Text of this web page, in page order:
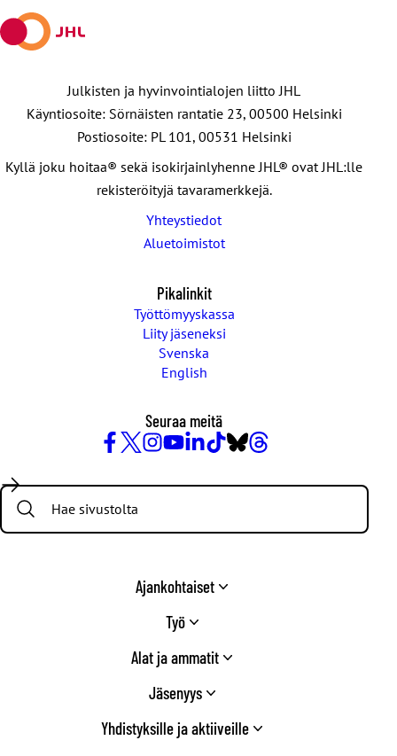
Julkisten ja hyvinvointialojen liitto JHL
Käyntiosoite: Sörnäisten rantatie 23, 00500 Helsinki
Postiosoite: PL 101, 00531 Helsinki
Kyllä joku hoitaa® sekä isokirjainlyhenne JHL® ovat JHL:lle
rekisteröityjä tavaramerkkejä.
Yhteystiedot
Aluetoimistot
Pikalinkit
Työttömyyskassa
Liity jäseneksi
Svenska
English
Seuraa meitä
/
Twitter
Search:
Ajankohtaiset
Työ
Alat ja ammatit
Jäsenyys
Yhdistyksille ja aktiiveille